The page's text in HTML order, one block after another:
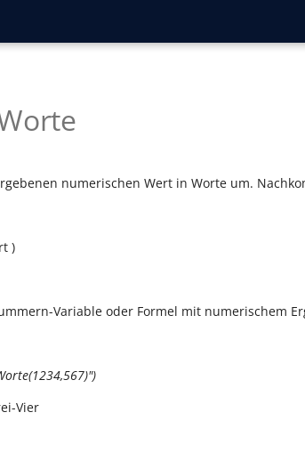
numerischen Wert in Worte um.
)
Variable oder Formel mit numerischem
Vier